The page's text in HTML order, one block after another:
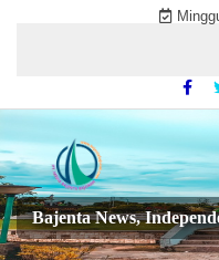
Bajenta News,